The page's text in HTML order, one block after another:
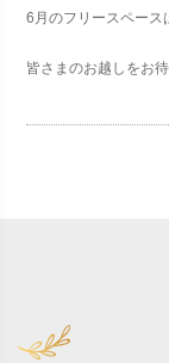
6月のフリースペース
皆さまのお越しをお